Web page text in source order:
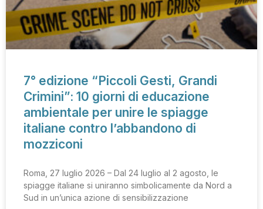
7° edizione “Piccoli Gesti, Grandi
Crimini”: 10 giorni di educazione
ambientale per unire le spiagge
italiane contro l’abbandono di
mozziconi
Roma, 27 luglio 2026 – Dal 24 luglio al 2 agosto, le
spiagge italiane si uniranno simbolicamente da Nord a
Sud in un’unica azione di sensibilizzazione